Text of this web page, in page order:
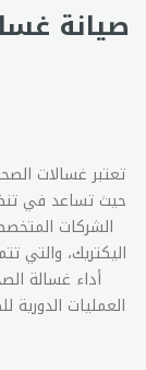
صيانة
تعتبر غسالات
حيث تساعد في
الشركات
اليكتريك، والتي
أداء غسالة
العمليات